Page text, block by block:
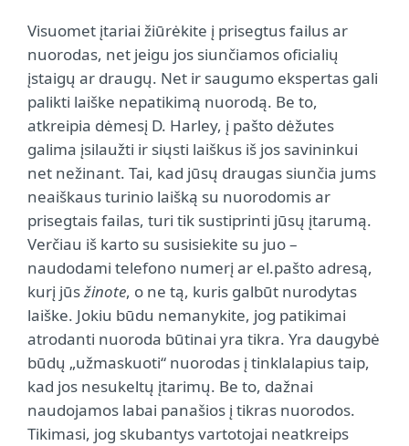
Visuomet įtariai žiūrėkite į prisegtus failus ar
nuorodas, net jeigu jos siunčiamos oficialių
įstaigų ar draugų. Net ir saugumo ekspertas gali
palikti laiške nepatikimą nuorodą. Be to,
atkreipia dėmesį D. Harley, į pašto dėžutes
galima įsilaužti ir siųsti laiškus iš jos savininkui
net nežinant. Tai, kad jūsų draugas siunčia jums
neaiškaus turinio laišką su nuorodomis ar
prisegtais failas, turi tik sustiprinti jūsų įtarumą.
Verčiau iš karto su susisiekite su juo –
naudodami telefono numerį ar el.pašto adresą,
kurį jūsžinote, o ne tą, kuris galbūt nurodytas
laiške. Jokiu būdu nemanykite, jog patikimai
atrodanti nuoroda būtinai yra tikra. Yra daugybė
būdų „užmaskuoti“ nuorodas į tinklalapius taip,
kad jos nesukeltų įtarimų. Be to, dažnai
naudojamos labai panašios į tikras nuorodos.
Tikimasi, jog skubantys vartotojai neatkreips